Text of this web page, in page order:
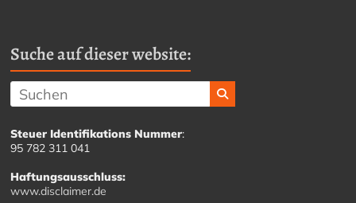
Suche auf dieser website:
Steuer Identifikations Nummer:
95 782 311 041
Haftungsausschluss:
www.disclaimer.de